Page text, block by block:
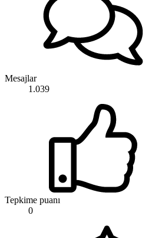
Mesajlar
1.039
Tepkime puanı
0